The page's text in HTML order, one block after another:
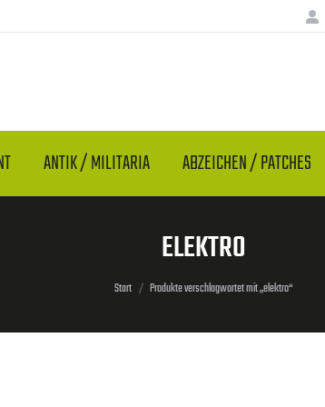
ANTIK / MILITARIA ABZEICHEN / PATCHES
ELEKTRO
Sie befinden sich hier:
Start Produkte verschlagwortet mit „elektro“